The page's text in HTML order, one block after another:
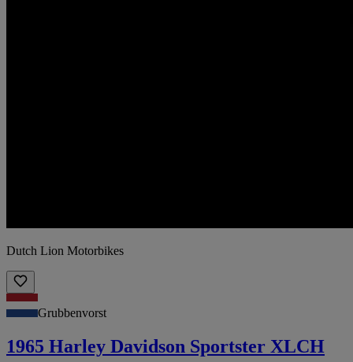
Dutch Lion Motorbikes
Grubbenvorst
1965 Harley Davidson Sportster XLCH